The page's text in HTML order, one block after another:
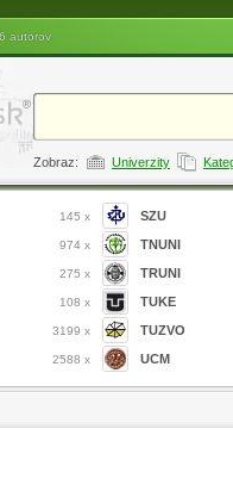
autorov
Zobraz: Univerzity
145 x
974 x
275 x
108 x
3199 x
2588 x
SZU
TNUNI
TRUNI
TUKE
TUZVO
UCM